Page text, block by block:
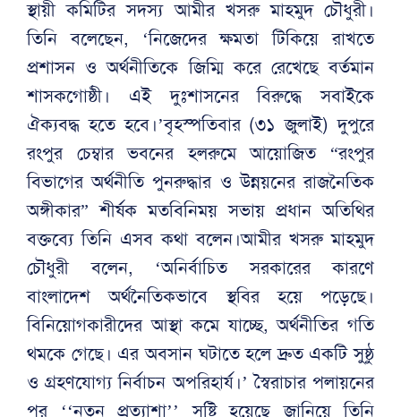
স্থায়ী কমিটির সদস্য আমীর খসরু মাহমুদ চৌধুরী।
তিনি বলেছেন, ‘নিজেদের ক্ষমতা টিকিয়ে রাখতে
প্রশাসন ও অর্থনীতিকে জিম্মি করে রেখেছে বর্তমান
শাসকগোষ্ঠী। এই দুঃশাসনের বিরুদ্ধে সবাইকে
ঐক্যবদ্ধ হতে হবে।’বৃহস্পতিবার (৩১ জুলাই) দুপুরে
রংপুর চেম্বার ভবনের হলরুমে আয়োজিত “রংপুর
বিভাগের অর্থনীতি পুনরুদ্ধার ও উন্নয়নের রাজনৈতিক
অঙ্গীকার” শীর্ষক মতবিনিময় সভায় প্রধান অতিথির
বক্তব্যে তিনি এসব কথা বলেন।আমীর খসরু মাহমুদ
চৌধুরী বলেন, ‘অনির্বাচিত সরকারের কারণে
বাংলাদেশ অর্থনৈতিকভাবে স্থবির হয়ে পড়েছে।
বিনিয়োগকারীদের আস্থা কমে যাচ্ছে, অর্থনীতির গতি
থমকে গেছে। এর অবসান ঘটাতে হলে দ্রুত একটি সুষ্ঠু
ও গ্রহণযোগ্য নির্বাচন অপরিহার্য।’ স্বৈরাচার পলায়নের
পর ‘‘নতুন প্রত্যাশা’’ সৃষ্টি হয়েছে জানিয়ে তিনি